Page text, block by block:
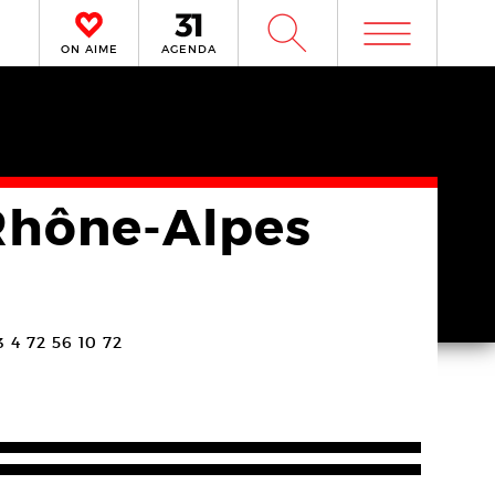
ON AIME AGENDA W m
Alpes
4 72 56 10 72